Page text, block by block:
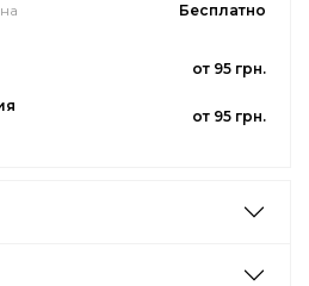
Бесплатно
от 95 грн.
от 95 грн.